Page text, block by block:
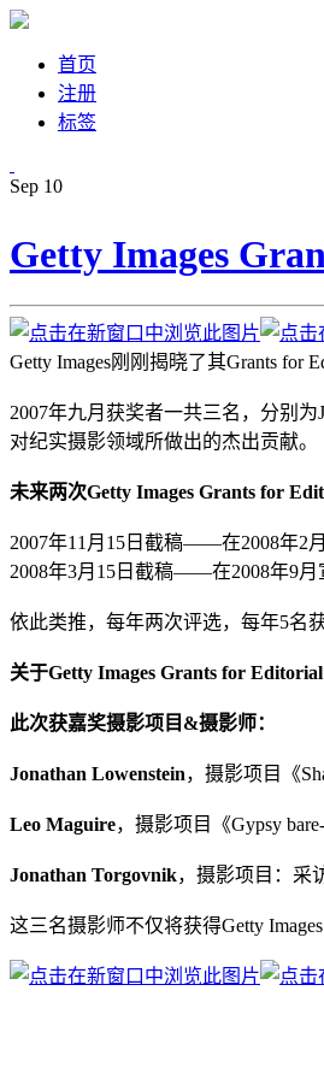
首页
注册
标签
Sep 10
Getty Images
Getty Images刚刚揭晓了其Grants for
2007年九月获奖者一共三名，分别为
对纪实摄影领域所做出的杰出贡献。
未来两次Getty Images Grants for
2007年11月15日截稿——在2008年2
2008年3月15日截稿——在2008年9月
依此类推，每年两次评选，每年5名
关于Getty Images Grants for
此次获嘉奖摄影项目&摄影师：
Jonathan Lowenstein，摄影项目《
Leo Maguire，摄影项目《Gypsy
Jonathan Torgovnik，摄影项目：采
这三名摄影师不仅将获得Getty